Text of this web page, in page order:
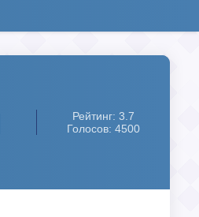
Рейтинг: 3.7
Голосов: 4500